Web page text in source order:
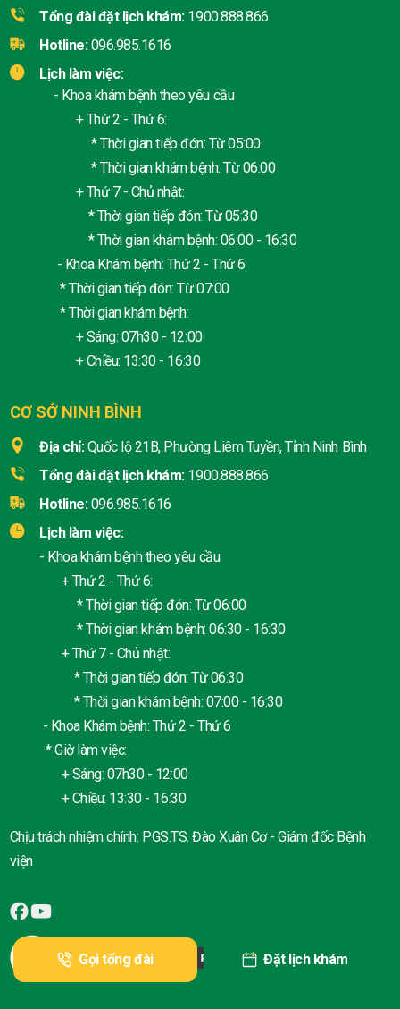
Gọi tổng đài Đặt lịch khám
Tổng đài đặt lịch khám: 1900.888.866
Hotline: 096.985.1616
Lịch làm việc:
- Khoa khám bệnh theo yêu cầu
+ Thứ 2 - Thứ 6:
* Thời gian tiếp đón: Từ 05:00
* Thời gian khám bệnh: Từ 06:00
+ Thứ 7 - Chủ nhật:
* Thời gian tiếp đón: Từ 05:30
* Thời gian khám bệnh: 06:00 - 16:30
- Khoa Khám bệnh: Thứ 2 - Thứ 6
* Thời gian tiếp đón: Từ 07:00
* Thời gian khám bệnh:
+ Sáng: 07h30 - 12:00
+ Chiều: 13:30 - 16:30
CƠ SỞ NINH BÌNH
Địa chỉ: Quốc lộ 21B, Phường Liêm Tuyền, Tỉnh Ninh Bình
Tổng đài đặt lịch khám: 1900.888.866
Hotline: 096.985.1616
Lịch làm việc:
- Khoa khám bệnh theo yêu cầu
+ Thứ 2 - Thứ 6:
* Thời gian tiếp đón: Từ 06:00
* Thời gian khám bệnh: 06:30 - 16:30
+ Thứ 7 - Chủ nhật:
* Thời gian tiếp đón: Từ 06:30
* Thời gian khám bệnh: 07:00 - 16:30
- Khoa Khám bệnh: Thứ 2 - Thứ 6
* Giờ làm việc:
+ Sáng: 07h30 - 12:00
+ Chiều: 13:30 - 16:30
Chịu trách nhiệm chính: PGS.TS. Đào Xuân Cơ - Giám đốc Bệnh
viện